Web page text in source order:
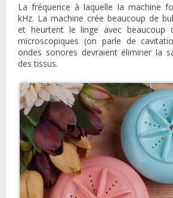
La fréquence à laquelle la machine
kHz. La machine crée beaucoup de
et heurtent le linge avec beaucoup
microscopiques (on parle de
ondes sonores devraient éliminer la
des tissus.